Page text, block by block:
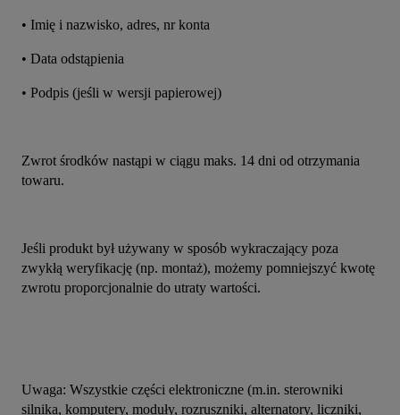
• Imię i nazwisko, adres, nr konta
• Data odstąpienia
• Podpis (jeśli w wersji papierowej)
Zwrot środków nastąpi w ciągu maks. 14 dni od otrzymania
towaru.
Jeśli produkt był używany w sposób wykraczający poza
zwykłą weryfikację (np. montaż), możemy pomniejszyć kwotę
zwrotu proporcjonalnie do utraty wartości.
Uwaga: Wszystkie części elektroniczne (m.in. sterowniki
silnika, komputery, moduły, rozruszniki, alternatory, liczniki,